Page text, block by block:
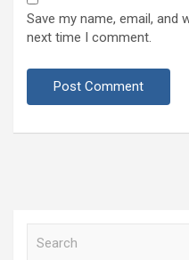
Save my name, email, and
next time I comment.